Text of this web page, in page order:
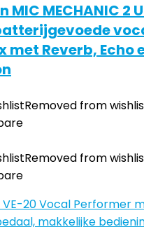
MIC MECHANIC 2
met Reverb, Echo
Removed from
Removed from